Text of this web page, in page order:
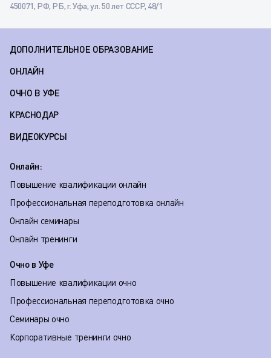
450071, РФ, РБ, г. Уфа, ул. 50 лет СССР, 48/1
ДОПОЛНИТЕЛЬНОЕ ОБРАЗОВАНИЕ
ОНЛАЙН
ОЧНО В УФЕ
КРАСНОДАР
ВИДЕОКУРСЫ
Онлайн:
Повышение квалификации онлайн
Профессиональная переподготовка онлайн
Онлайн семинары
Онлайн тренинги
Очно в Уфе
Повышение квалификации очно
Профессиональная переподготовка очно
Семинары очно
Корпоративные тренинги очно